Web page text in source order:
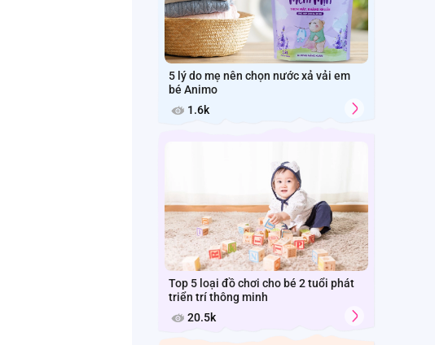
5 lý do mẹ nên chọn nước xả vải em
bé Animo
1.6k
Top 5 loại đồ chơi cho bé 2 tuổi phát
triển trí thông minh
20.5k